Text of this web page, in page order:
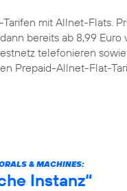
mit Allnet-Flats.
bereits ab 8,99 Euro
telefonieren
Prepaid-Allnet-Flat-
& MACHINES:
Instanz“